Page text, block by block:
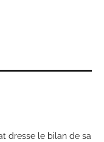
dresse le bilan de sa